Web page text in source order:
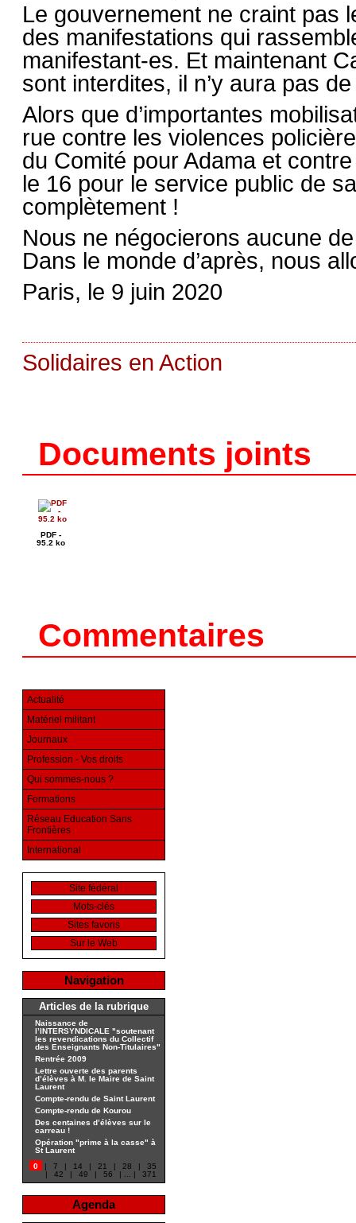
Le gouvernement ne craint pas
des manifestations qui
manifestant-es. Et maintenant
sont interdites, il n’y aura pas
Alors que d’importantes
rue contre les violences
du Comité pour Adama et
le 16 pour le service public de
complètement !
Nous ne négocierons aucune
Dans le monde d’après, nous
Paris, le 9 juin 2020
Solidaires en Action
Documents joints
PDF -
95.2 ko
Commentaires
Actualité
Matériel militant
Journaux
Profession - Vos droits
Qui sommes-nous ?
Formations
Réseau Education Sans
Frontières
International
Site fédéral
Mots-clés
Sites favoris
Sur le Web
Navigation
Articles de la rubrique
Naissance de
l’INTERSYNDICALE "soutenant
les revendications du Collectif
des Enseignants Non-Titulaires"
Rentrée 2009
Lettre ouverte des parents
d’élèves à M. le Maire de Saint
Laurent
Compte-rendu de Saint Laurent
Compte-rendu de Kourou
Des centaines d’élèves sur le
carreau !
Opération "prime à la casse" à
St Laurent
0
| 7 | 14 | 21 | 28 |
35
|
42 | 49 | 56 | | 371
Agenda